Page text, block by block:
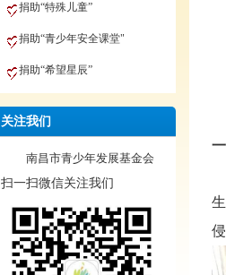
捐助“特殊儿童”
捐助“青少年安全课堂"
捐助“希望星辰”
关注我们
南昌市青少年发展基金会
扫一扫微信关注我们